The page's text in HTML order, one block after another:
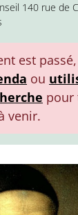
140 rue de
est passé,
ou
pour
venir.